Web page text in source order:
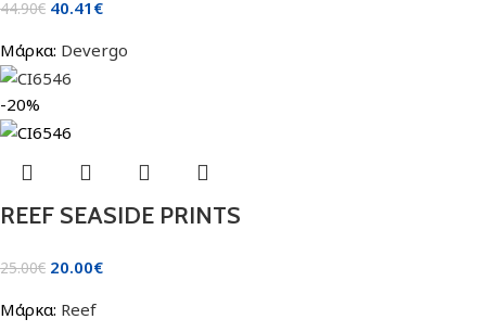
44.90€ 40.41 €
Μάρκα: Devergo
-20%
REEF SEASIDE PRINTS
25.00€ 20.00€
Μάρκα: Reef